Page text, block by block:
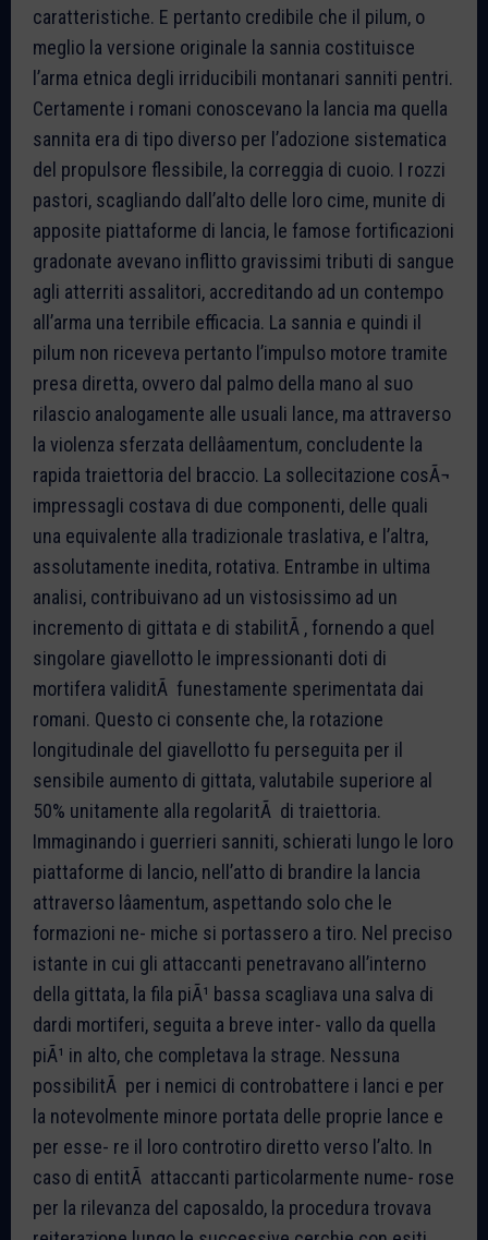
caratteristiche. E pertanto credibile che il pilum, o
meglio la versione originale la sannia costituisce
l’arma etnica degli irriducibili montanari sanniti pentri.
Certamente i romani conoscevano la lancia ma quella
sannita era di tipo diverso per l’adozione sistematica
del propulsore flessibile, la correggia di cuoio. I rozzi
pastori, scagliando dall’alto delle loro cime, munite di
apposite piattaforme di lancia, le famose fortificazioni
gradonate avevano inflitto gravissimi tributi di sangue
agli atterriti assalitori, accreditando ad un contempo
all’arma una terribile efficacia. La sannia e quindi il
pilum non riceveva pertanto l’impulso motore tramite
presa diretta, ovvero dal palmo della mano al suo
rilascio analogamente alle usuali lance, ma attraverso
la violenza sferzata dellâamentum, concludente la
rapida traiettoria del braccio. La sollecitazione cosÃ¬
impressagli costava di due componenti, delle quali
una equivalente alla tradizionale traslativa, e l’altra,
assolutamente inedita, rotativa. Entrambe in ultima
analisi, contribuivano ad un vistosissimo ad un
incremento di gittata e di stabilitÃ , fornendo a quel
singolare giavellotto le impressionanti doti di
mortifera validitÃ funestamente sperimentata dai
romani. Questo ci consente che, la rotazione
longitudinale del giavellotto fu perseguita per il
sensibile aumento di gittata, valutabile superiore al
50% unitamente alla regolaritÃ di traiettoria.
Immaginando i guerrieri sanniti, schierati lungo le loro
piattaforme di lancio, nell’atto di brandire la lancia
attraverso lâamentum, aspettando solo che le
formazioni ne- miche si portassero a tiro. Nel preciso
istante in cui gli attaccanti penetravano all’interno
della gittata, la fila piÃ¹ bassa scagliava una salva di
dardi mortiferi, seguita a breve inter- vallo da quella
piÃ¹ in alto, che completava la strage. Nessuna
possibilitÃ per i nemici di controbattere i lanci e per
la notevolmente minore portata delle proprie lance e
per esse- re il loro controtiro diretto verso l’alto. In
caso di entitÃ attaccanti particolarmente nume- rose
per la rilevanza del caposaldo, la procedura trovava